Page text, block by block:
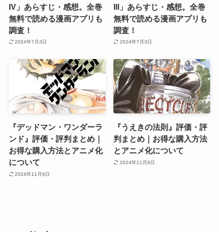
IV」あらすじ・感想。全巻
無料で読める漫画アプリも
調査！
2024年7月3日
III」あらすじ・感想。全巻
無料で読める漫画アプリも
調査！
2024年7月3日
『デッドマン・ワンダーラ
ンド』評価・評判まとめ｜
お得な購入方法とアニメ化
について
2024年11月9日
『うえきの法則』評価・評
判まとめ｜お得な購入方法
とアニメ化について
2024年11月9日